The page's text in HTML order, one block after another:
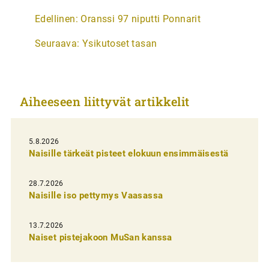
A
t
k
e
l
i
e
n
e
Edellinen: Oranssi 97 niputti Ponnarit
Seuraava: Ysikutoset tasan
Aiheeseen liittyvät artikkelit
5.8.2026
Naisille tärkeät pisteet elokuun ensimmäisestä
28.7.2026
Naisille iso pettymys Vaasassa
13.7.2026
Naiset pistejakoon MuSan kanssa